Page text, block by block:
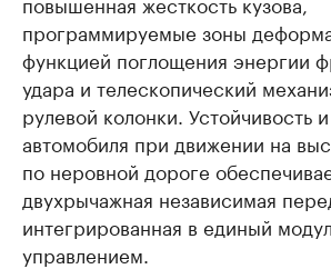
программируемые зоны
функцией поглощения энергии
удара и телескопический
рулевой колонки. Устойчивость
автомобиля при движении на
по неровной дороге
двухрычажная независимая
интегрированная в единый
управлением.